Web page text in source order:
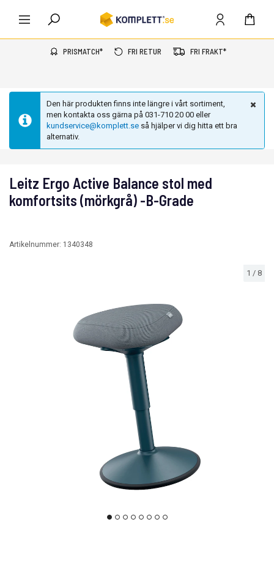
PRISMATCH* FRI RETUR FRI FRAKT*
Den här produkten finns inte längre i vårt sortiment,
men kontakta oss gärna på 031-710 20 00 eller
kundservice@komplett.se så hjälper vi dig hitta ett bra
alternativ.
1 / 8
Leitz Ergo Active Balance stol med
komfortsits (mörkgrå) -B-Grade
Artikelnummer: 1340348